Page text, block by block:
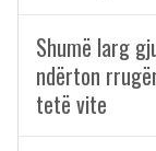
Shumë larg
ndërton
tetë vite